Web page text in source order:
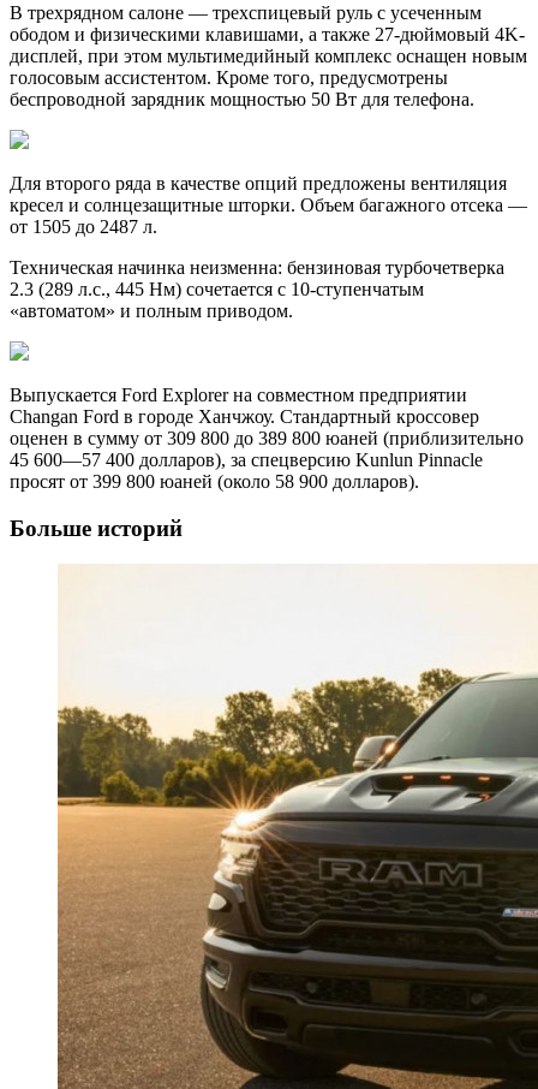
В трехрядном салоне — трехспицевый руль с усеченным
ободом и физическими клавишами, а также 27-дюймовый 4K-
дисплей, при этом мультимедийный комплекс оснащен новым
голосовым ассистентом. Кроме того, предусмотрены
беспроводной зарядник мощностью 50 Вт для телефона.
Для второго ряда в качестве опций предложены вентиляция
кресел и солнцезащитные шторки. Объем багажного отсека —
от 1505 до 2487 л.
Техническая начинка неизменна: бензиновая турбочетверка
2.3 (289 л.с., 445 Нм) сочетается с 10-ступенчатым
«автоматом» и полным приводом.
Выпускается Ford Explorer на совместном предприятии
Changan Ford в городе Ханчжоу. Стандартный кроссовер
оценен в сумму от 309 800 до 389 800 юаней (приблизительно
45 600—57 400 долларов), за спецверсию Kunlun Pinnacle
просят от 399 800 юаней (около 58 900 долларов).
Больше историй